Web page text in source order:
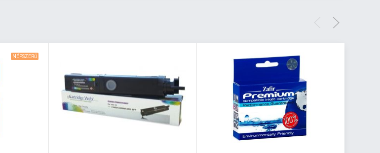
NÉPSZERŰ